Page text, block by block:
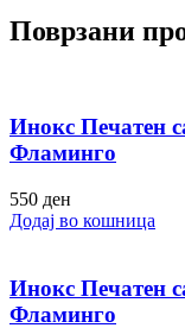
Поврзани
Инокс Печатен
Фламинго
550 ден
Додај во кошница
Инокс Печатен
Фламинго